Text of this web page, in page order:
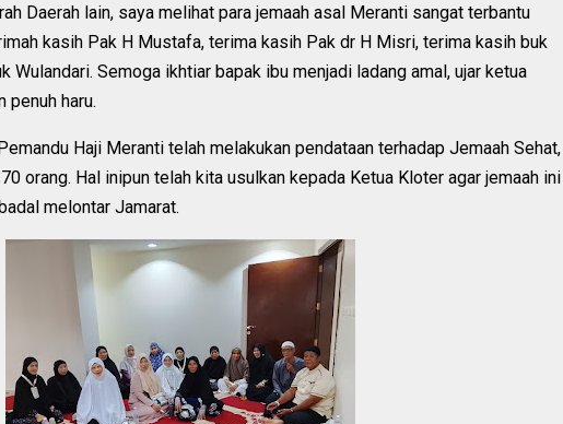
Daerah lain, saya melihat para jemaah asal Meranti sangat terbantu
kasih Pak H Mustafa, terima kasih Pak dr H Misri, terima kasih buk
Wulandari. Semoga ikhtiar bapak ibu menjadi ladang amal, ujar ketua
penuh haru.
Haji Meranti telah melakukan pendataan terhadap Jemaah Sehat,
orang. Hal inipun telah kita usulkan kepada Ketua Kloter agar jemaah ini
melontar Jamarat.